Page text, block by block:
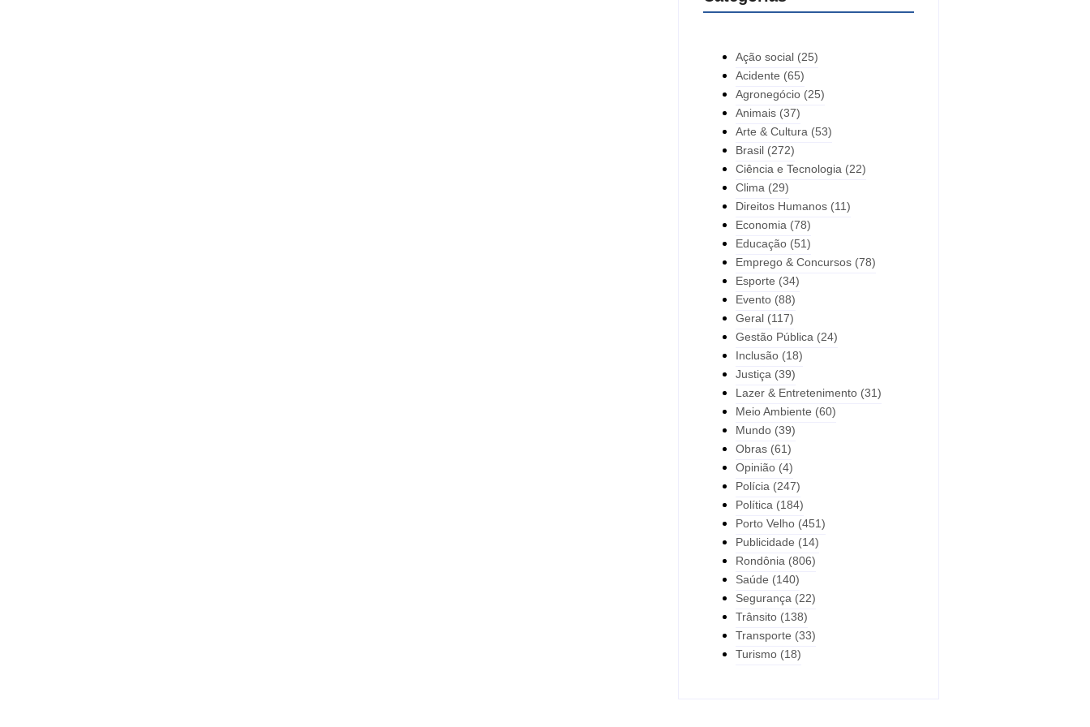
Ação social (25)
Acidente (65)
Agronegócio (25)
Animais (37)
Arte & Cultura (53)
Brasil (272)
Ciência e Tecnologia (22)
Clima (29)
Direitos Humanos (11)
Economia (78)
Educação (51)
Emprego & Concursos (78)
Esporte (34)
Evento (88)
Geral (117)
Gestão Pública (24)
Inclusão (18)
Justiça (39)
Lazer & Entretenimento (31)
Meio Ambiente (60)
Mundo (39)
Obras (61)
Opinião (4)
Polícia (247)
Política (184)
Porto Velho (451)
Publicidade (14)
Rondônia (806)
Saúde (140)
Segurança (22)
Trânsito (138)
Transporte (33)
Turismo (18)